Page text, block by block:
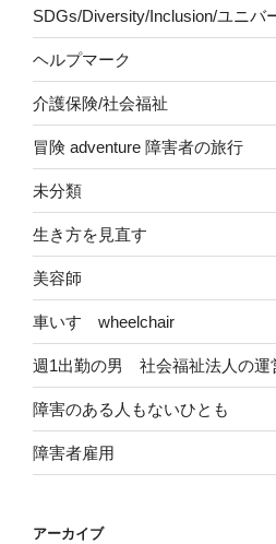
SDGs/Diversity/Inclusion/ユニバ
ヘルプマーク
介護保険/社会福祉
冒険 adventure 障害者の旅行
未分類
生き方を見直す
美容師
車いす wheelchair
週1出勤の男 社会福祉法人の運
障害のある人もないひとも
障害者雇用
アーカイブ